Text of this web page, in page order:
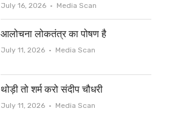
July 16, 2026 Author
Media Scan
आलोचना लोकतंत्र का पोषण है
July 11, 2026 Author
Media Scan
थोड़ी तो शर्म करो संदीप चौधरी
July 11, 2026 Author
Media Scan